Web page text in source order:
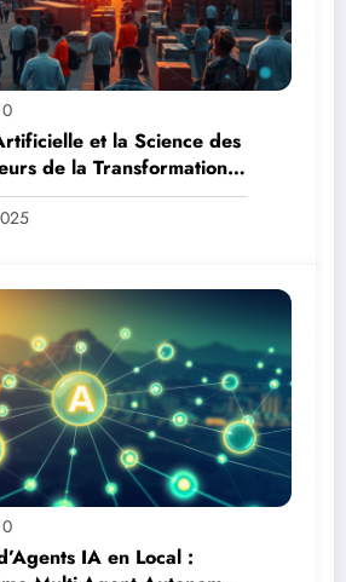
0
et la Science des
de la Transformation
en Afrique
0
IA en Local :